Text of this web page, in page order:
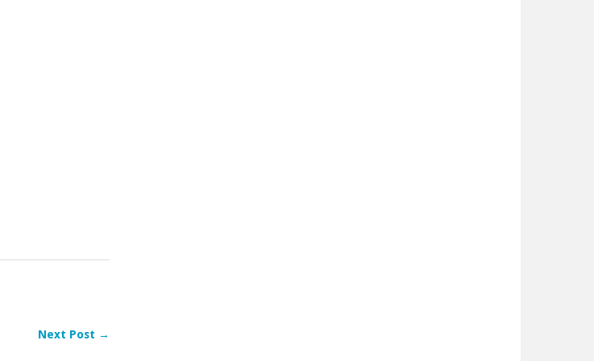
Next Post →